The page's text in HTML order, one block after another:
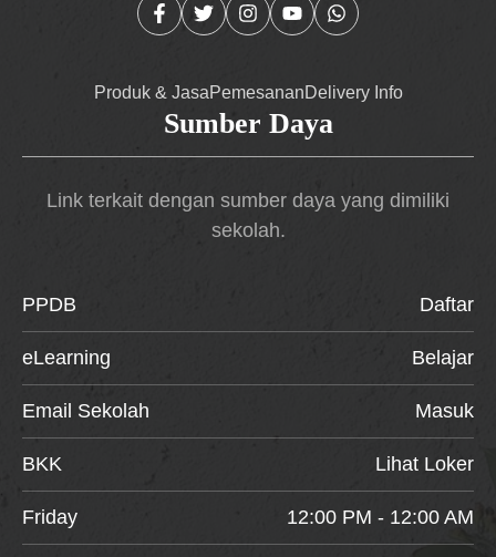
Produk & JasaPemesananDelivery Info
Sumber Daya
Link terkait dengan sumber daya yang dimiliki
sekolah.
PPDB Daftar
eLearning Belajar
Email Sekolah Masuk
BKK Lihat Loker
Friday 12:00 PM - 12:00 AM